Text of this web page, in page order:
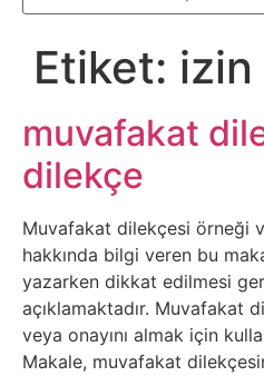
Arabalar
Bankacılık
İşlemleri
Belgesel
Bilgi
Bilgisayar
Bilim
Etiket:
muvafakat
dilekçe
Muvafakat dilekçesi örneği
hakkında bilgi veren bu
yazarken dikkat edilmesi
açıklamaktadır. Muvafakat
veya onayını almak için
Makale, muvafakat